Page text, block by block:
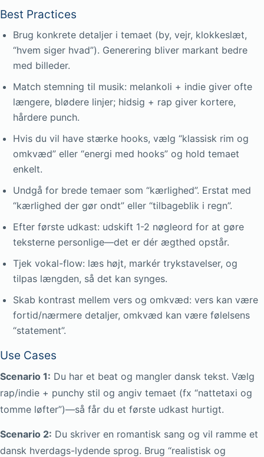
Best Practices
Brug konkrete detaljer i temaet (by, vejr, klokkeslæt,
“hvem siger hvad”). Generering bliver markant bedre
med billeder.
Match stemning til musik: melankoli + indie giver ofte
længere, blødere linjer; hidsig + rap giver kortere,
hårdere punch.
Hvis du vil have stærke hooks, vælg “klassisk rim og
omkvæd” eller “energi med hooks” og hold temaet
enkelt.
Undgå for brede temaer som “kærlighed”. Erstat med
“kærlighed der gør ondt” eller “tilbageblik i regn”.
Efter første udkast: udskift 1-2 nøgleord for at gøre
teksterne personlige—det er dér ægthed opstår.
Tjek vokal-flow: læs højt, markér trykstavelser, og
tilpas længden, så det kan synges.
Skab kontrast mellem vers og omkvæd: vers kan være
fortid/nærmere detaljer, omkvæd kan være følelsens
“statement”.
Use Cases
Scenario 1: Du har et beat og mangler dansk tekst. Vælg
rap/indie + punchy stil og angiv temaet (fx “nattetaxi og
tomme løfter”)—så får du et første udkast hurtigt.
Scenario 2: Du skriver en romantisk sang og vil ramme et
dansk hverdags-lydende sprog. Brug “realistisk og